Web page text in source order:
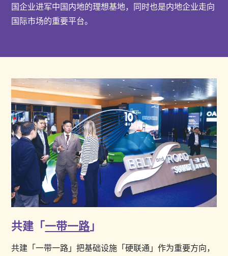
国企业进军中国内地的理想基地，同时也是内地企业走向
国际市场的重要平台。
共建「一带一路 」
共建「一带一路」把基础设施「硬联通」作为重要方向，